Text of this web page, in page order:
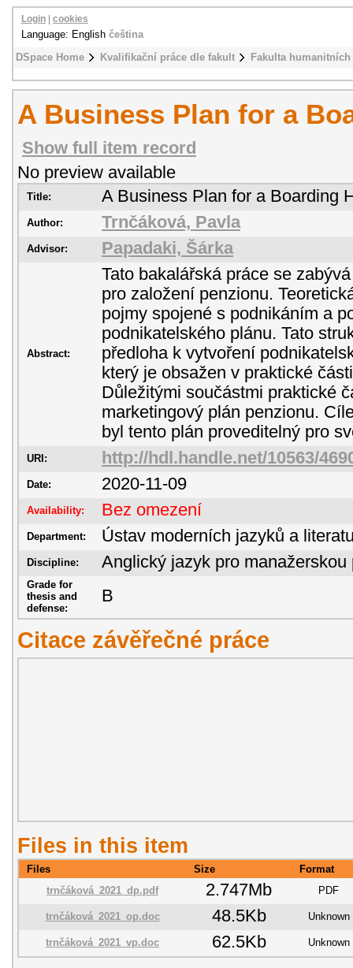
DSpace Home Kvalifikační práce dle fakult Fakulta
Login cookies
Language: English čeština
A Business Plan for a
Show full item record
No preview available
Title: A Business Plan for a Boarding
Author: Trnčáková, Pavla
Advisor: Papadaki, Šárka
Abstract:
Tato bakalářská práce se
pro založení penzionu.
pojmy spojené s podnikáním a
podnikatelského plánu. Tato
předloha k vytvoření
který je obsažen v praktické
Důležitými součástmi praktické
marketingový plán penzionu.
byl tento plán proveditelný pro
URI: http://hdl.handle.net/10563/
Date: 2020-11-09
Availability: Bez omezení
Department: Ústav moderních jazyků a
Discipline: Anglický jazyk pro manažerskou
Grade for
thesis and
defense:
B
Citace závěřečné práce
Files in this item
Files Size
Format
trnčáková_2021_dp.pdf
2.747Mb PDF
trnčáková_2021_op.doc 48.5Kb Unknown
trnčáková_2021_vp.doc 62.5Kb Unknown